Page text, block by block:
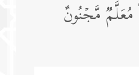
مُعَلَّمࣱ مَّجۡنُونٌ